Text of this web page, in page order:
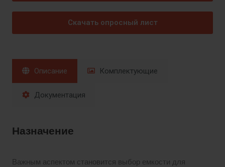
Скачать опросный лист
Описание Комплектующие
Документация
Назначение
Важным аспектом становится выбор емкости для